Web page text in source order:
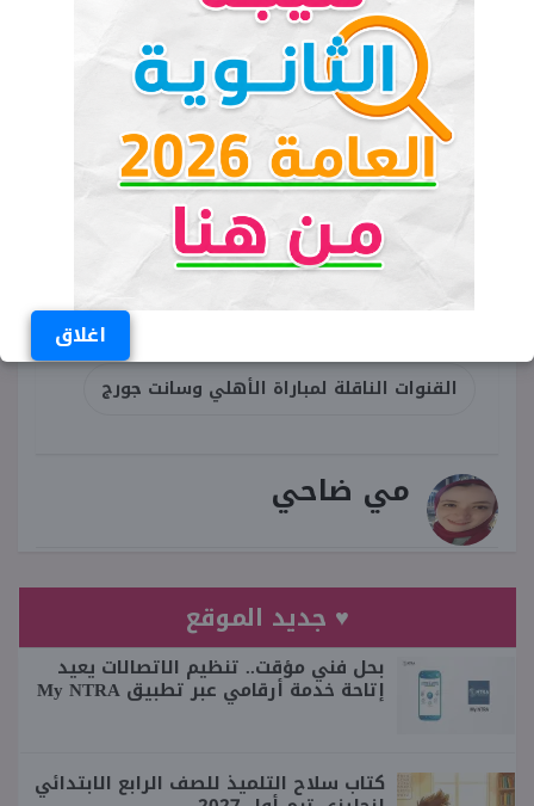
اغلاق
الكلمات المفتاحية
الأهلي سانت جورج
مباراة الأهلي وسانت جورج
دوري أبطال إفريقيا موعد مباراة الأهلي
القنوات الناقلة لمباراة الأهلي وسانت جورج
مي ضاحي
♥ جديد الموقع
بحل فني مؤقت.. تنظيم الاتصالات يعيد
إتاحة خدمة أرقامي عبر تطبيق My NTRA
كتاب سلاح التلميذ للصف الرابع الابتدائي